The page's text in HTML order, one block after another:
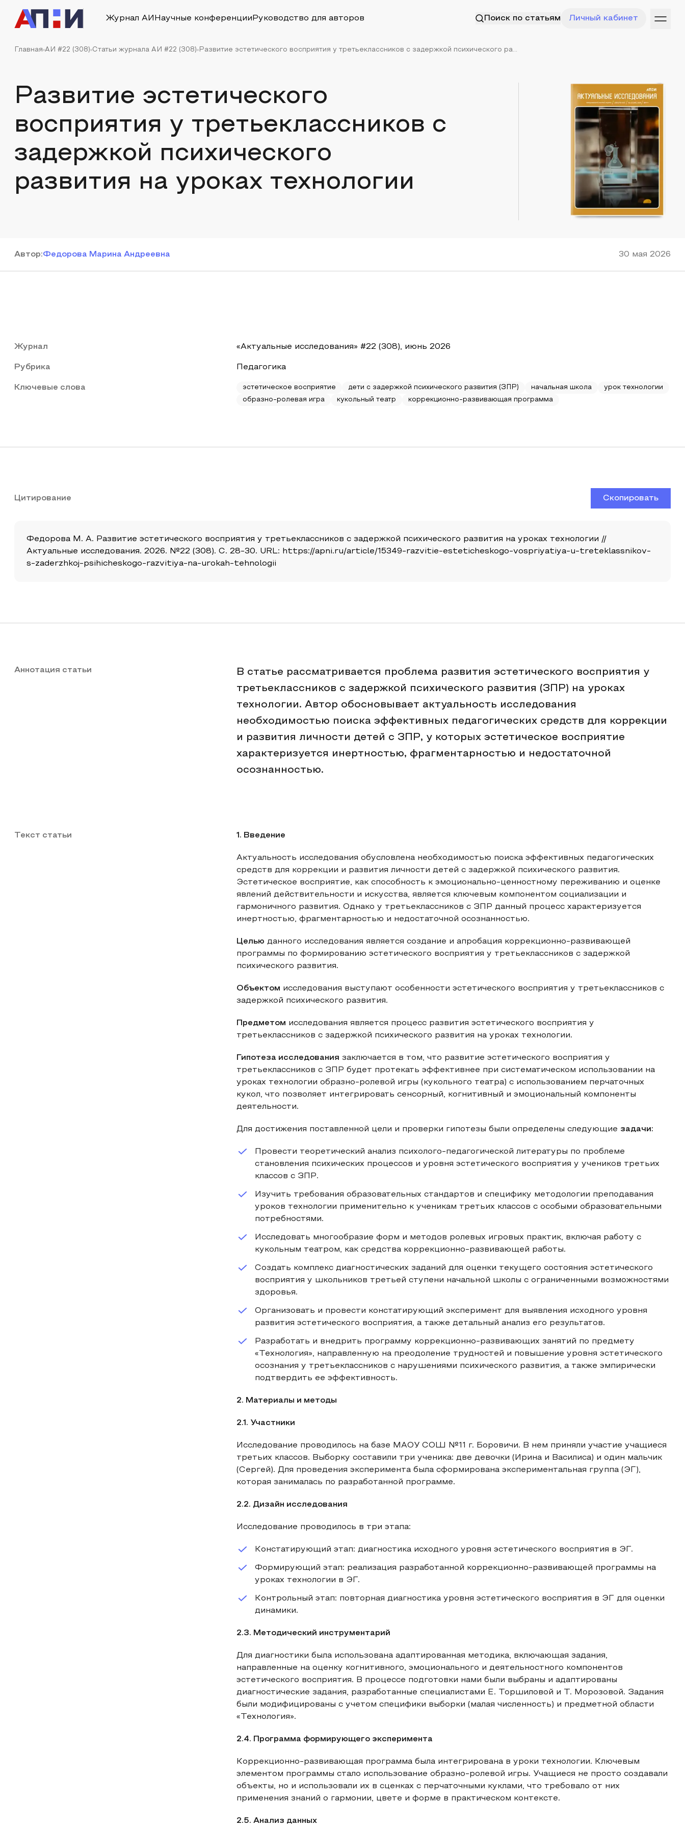
Журнал АИ Научные конференции Руководство для авторов Поиск по статьям Личный кабинет
Главная АИ #22 (308) Статьи журнала АИ #22 (308) Развитие эстетического восприятия у третьеклассников с задержкой психического ра...
Развитие эстетического
восприятия у третьеклассников с
задержкой психического
развития на уроках технологии
Автор:Федорова Марина Андреевна 30 мая 2026
Журнал «Актуальные исследования» #22 (308), июнь 2026
Рубрика Педагогика
Ключевые слова эстетическое восприятие дети с задержкой психического развития (ЗПР) начальная школа
урок технологии
образно-ролевая игра
кукольный театр коррекционно-развивающая программа
Цитирование Скопировать
Федорова М. А. Развитие эстетического восприятия у третьеклассников с задержкой психического развития на уроках технологии //
Актуальные исследования. 2026. №22 (308). С. 28-30. URL: https://apni.ru/article/15349-razvitie-esteticheskogo-vospriyatiya-u-treteklassnikov-
s-zaderzhkoj-psihicheskogo-razvitiya-na-urokah-tehnologii
Аннотация статьи
В статье рассматривается проблема развития эстетического восприятия у
третьеклассников с задержкой психического развития (ЗПР) на уроках
технологии. Автор обосновывает актуальность исследования
необходимостью поиска эффективных педагогических средств для коррекции
и развития личности детей с ЗПР, у которых эстетическое восприятие
характеризуется инертностью, фрагментарностью и недостаточной
осознанностью.
Текст статьи 1. Введение
Актуальность исследования обусловлена необходимостью поиска эффективных педагогических
средств для коррекции и развития личности детей с задержкой психического развития.
Эстетическое восприятие, как способность к эмоционально-ценностному переживанию и оценке
явлений действительности и искусства, является ключевым компонентом социализации и
гармоничного развития. Однако у третьеклассников с ЗПР данный процесс характеризуется
инертностью, фрагментарностью и недостаточной осознанностью.
Целью данного исследования является создание и апробация коррекционно-развивающей
программы по формированию эстетического восприятия у третьеклассников с задержкой
психического развития.
Объектом исследования выступают особенности эстетического восприятия у третьеклассников с
задержкой психического развития.
Предметом исследования является процесс развития эстетического восприятия у
третьеклассников с задержкой психического развития на уроках технологии.
Гипотеза исследования заключается в том, что развитие эстетического восприятия у
третьеклассников с ЗПР будет протекать эффективнее при систематическом использовании на
уроках технологии образно-ролевой игры (кукольного театра) с использованием перчаточных
кукол, что позволяет интегрировать сенсорный, когнитивный и эмоциональный компоненты
деятельности.
Для достижения поставленной цели и проверки гипотезы были определены следующие задачи:
Провести теоретический анализ психолого-педагогической литературы по проблеме
становления психических процессов и уровня эстетического восприятия у учеников третьих
классов с ЗПР.
Изучить требования образовательных стандартов и специфику методологии преподавания
уроков технологии применительно к ученикам третьих классов с особыми образовательными
потребностями.
Исследовать многообразие форм и методов ролевых игровых практик, включая работу с
кукольным театром, как средства коррекционно-развивающей работы.
Создать комплекс диагностических заданий для оценки текущего состояния эстетического
восприятия у школьников третьей ступени начальной школы с ограниченными возможностями
здоровья.
Организовать и провести констатирующий эксперимент для выявления исходного уровня
развития эстетического восприятия, а также детальный анализ его результатов.
Разработать и внедрить программу коррекционно-развивающих занятий по предмету
«Технология», направленную на преодоление трудностей и повышение уровня эстетического
осознания у третьеклассников с нарушениями психического развития, а также эмпирически
подтвердить ее эффективность.
2. Материалы и методы
2.1. Участники
Исследование проводилось на базе МАОУ СОШ №11 г. Боровичи. В нем приняли участие учащиеся
третьих классов. Выборку составили три ученика: две девочки (Ирина и Василиса) и один мальчик
(Сергей). Для проведения эксперимента была сформирована экспериментальная группа (ЭГ),
которая занималась по разработанной программе.
2.2. Дизайн исследования
Исследование проводилось в три этапа:
Констатирующий этап: диагностика исходного уровня эстетического восприятия в ЭГ.
Формирующий этап: реализация разработанной коррекционно-развивающей программы на
уроках технологии в ЭГ.
Контрольный этап: повторная диагностика уровня эстетического восприятия в ЭГ для оценки
динамики.
2.3. Методический инструментарий
Для диагностики была использована адаптированная методика, включающая задания,
направленные на оценку когнитивного, эмоционального и деятельностного компонентов
эстетического восприятия. В процессе подготовки нами были выбраны и адаптированы
диагностические задания, разработанные специалистами Е. Торшиловой и Т. Морозовой. Задания
были модифицированы с учетом специфики выборки (малая численность) и предметной области
«Технология».
2.4. Программа формирующего эксперимента
Коррекционно-развивающая программа была интегрирована в уроки технологии. Ключевым
элементом программы стало использование образно-ролевой игры. Учащиеся не просто создавали
объекты, но и использовали их в сценках с перчаточными куклами, что требовало от них
применения знаний о гармонии, цвете и форме в практическом контексте.
2.5. Анализ данных